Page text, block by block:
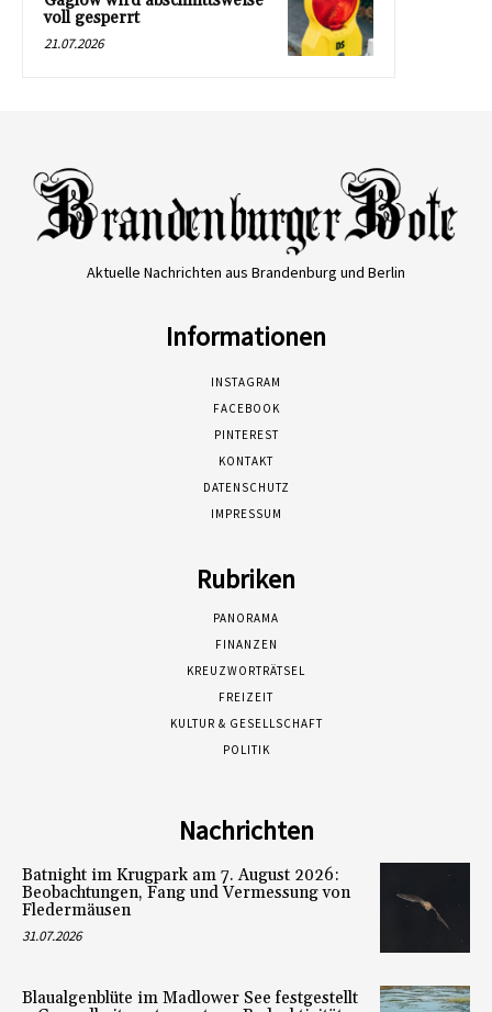
voll gesperrt
21.07.2026
Aktuelle Nachrichten aus Brandenburg und Berlin
Informationen
INSTAGRAM
FACEBOOK
PINTEREST
KONTAKT
DATENSCHUTZ
IMPRESSUM
Rubriken
PANORAMA
FINANZEN
KREUZWORTRÄTSEL
FREIZEIT
KULTUR & GESELLSCHAFT
POLITIK
Nachrichten
Batnight im Krugpark am 7. August 2026:
Beobachtungen, Fang und Vermessung von
Fledermäusen
31.07.2026
Blaualgenblüte im Madlower See festgestellt